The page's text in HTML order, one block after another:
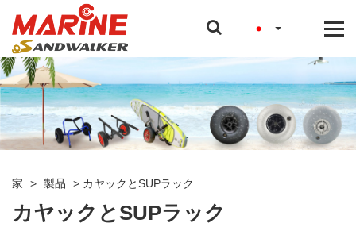
家 > 製品 > カヤックとSUPラック
カヤックとSUPラック